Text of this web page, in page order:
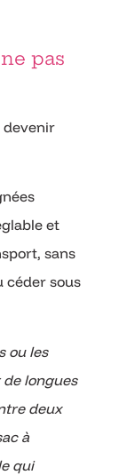
pas
devenir
et
sans
céder sous
ou les
longues
deux
à
qui